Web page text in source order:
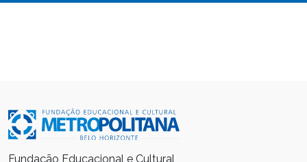
Fundação Educacional e Cultural